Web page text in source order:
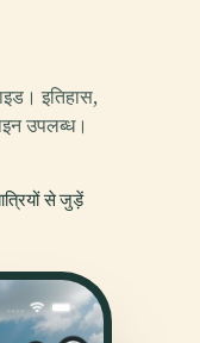
इतिहास,
उपलब्ध।
से जुड़ें